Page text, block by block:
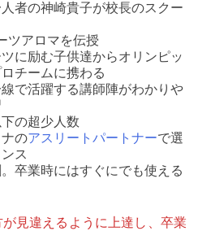
者の神崎貴子が校長のスクー
ツアロマを伝授
に励む子供達からオリンピッ
チームに携わる
で活躍する講師陣がわかりや
の超少人数
のアスリートパートナーで選
ス
卒業時にはすぐにでも使える
見違えるように上達し、卒業